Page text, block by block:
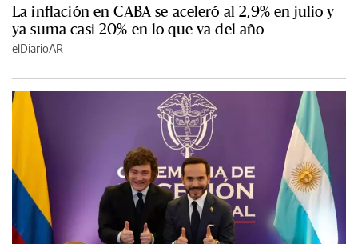
La inflación en CABA se aceleró al 2,9% en julio y
ya suma casi 20% en lo que va del año
elDiarioAR